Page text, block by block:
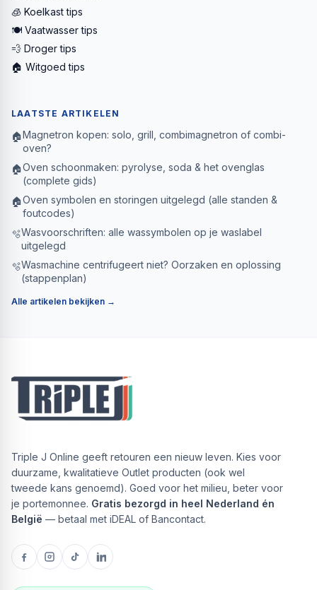
🧊 Koelkast tips
🍽️ Vaatwasser tips
💨 Droger tips
🏠 Witgoed tips
LAATSTE ARTIKELEN
🏠Magnetron kopen: solo, grill, combimagnetron of combi-
oven?
🏠Oven schoonmaken: pyrolyse, soda & het ovenglas
(complete gids)
🏠Oven symbolen en storingen uitgelegd (alle standen &
foutcodes)
🫧Wasvoorschriften: alle wassymbolen op je waslabel
uitgelegd
🫧Wasmachine centrifugeert niet? Oorzaken en oplossing
(stappenplan)
Alle artikelen bekijken →
Triple J Online geeft retouren een nieuw leven. Kies voor
duurzame, kwalitatieve Outlet producten (ook wel
tweede kans genoemd). Goed voor het milieu, beter voor
je portemonnee. Gratis bezorgd in heel Nederland én
België — betaal met iDEAL of Bancontact.